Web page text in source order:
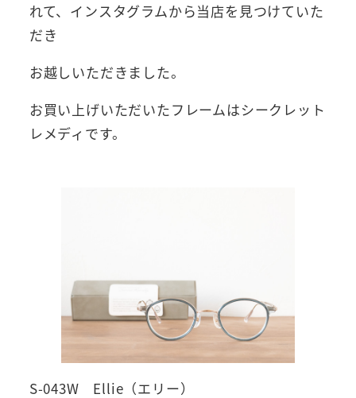
れて、インスタグラムから当店を見つけていた
だき
お越しいただきました。
お買い上げいただいたフレームはシークレット
レメディです。
S-043W Ellie（エリー）